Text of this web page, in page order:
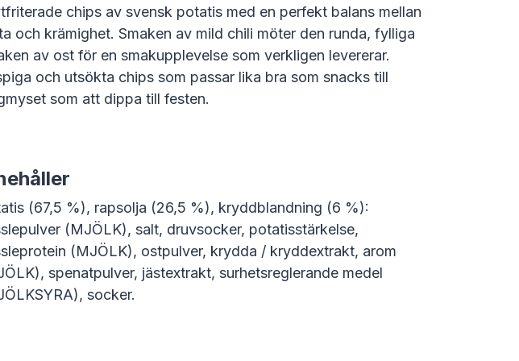
chips av svensk potatis med en perfekt balans mellan
och krämighet. Smaken av mild chili möter den runda, fylliga
av ost för en smakupplevelse som verkligen levererar.
och utsökta chips som passar lika bra som snacks till
som att dippa till festen.
(67,5 %), rapsolja (26,5 %), kryddblandning (6 %):
(MJÖLK), salt, druvsocker, potatisstärkelse,
(MJÖLK), ostpulver, krydda / kryddextrakt, arom
spenatpulver, jästextrakt, surhetsreglerande medel
socker.